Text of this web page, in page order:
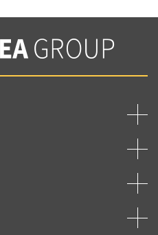
политикой